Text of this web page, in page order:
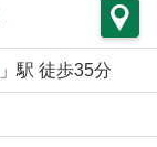
」駅 徒歩35分